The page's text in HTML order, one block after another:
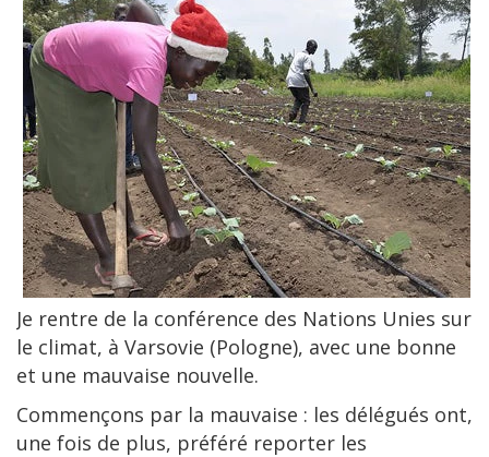
Je rentre de la conférence des Nations Unies sur
le climat, à Varsovie (Pologne), avec une bonne
et une mauvaise nouvelle.
Commençons par la mauvaise : les délégués ont,
une fois de plus, préféré reporter les